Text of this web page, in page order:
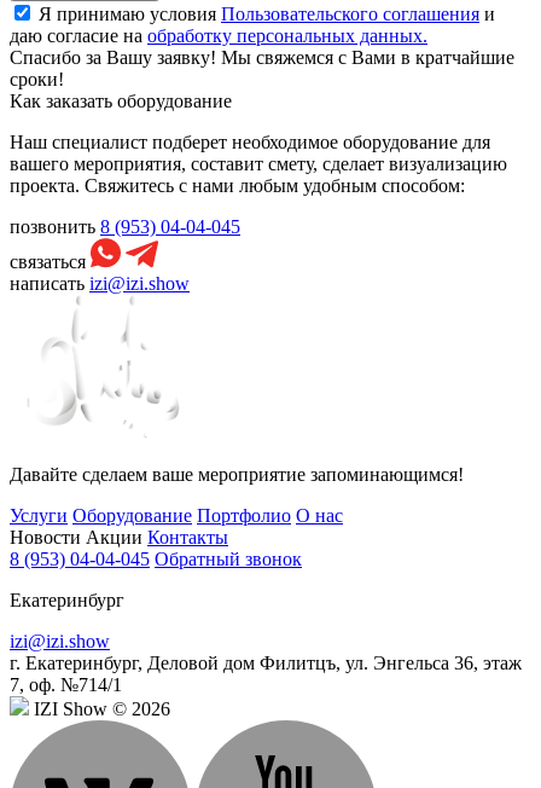
Я принимаю условия Пользовательского соглашения и
даю согласие на обработку персональных данных.
Спасибо за Вашу заявку! Мы свяжемся с Вами в кратчайшие
сроки!
Как заказать оборудование
Наш специалист подберет необходимое оборудование для
вашего мероприятия, составит смету, сделает визуализацию
проекта. Свяжитесь с нами любым удобным способом:
позвонить 8 (953) 04-04-045
связаться
написать izi@izi.show
Давайте сделаем ваше мероприятие запоминающимся!
Услуги Оборудование Портфолио О нас
Новости Акции Контакты
8 (953) 04-04-045 Обратный звонок
Екатеринбург
izi@izi.show
г. Екатеринбург, Деловой дом Филитцъ, ул. Энгельса 36, этаж
7, оф. №714/1
IZI Show © 2026